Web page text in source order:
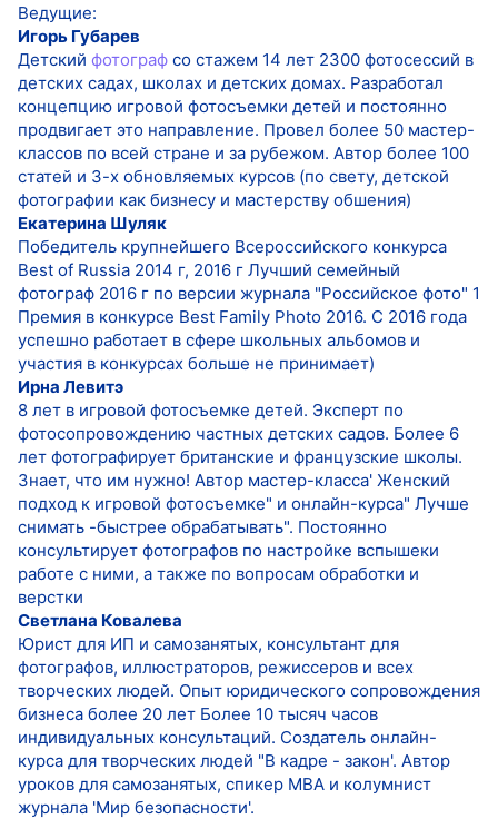
Ведущие:
Игорь Губарев
Детский фотограф со стажем 14 лет 2300 фотосессий в
детских садах, школах и детских домах. Разработал
концепцию игровой фотосъемки детей и постоянно
продвигает это направление. Провел более 50 мастер-
классов по всей стране и за рубежом. Автор более 100
статей и 3-х обновляемых курсов (по свету, детской
фотографии как бизнесу и мастерству обшения)
Екатерина Шуляк
Победитель крупнейшего Всероссийского конкурса
Best of Russia 2014 г, 2016 г Лучший семейный
фотограф 2016 г по версии журнала "Российское фото" 1
Премия в конкурсе Best Family Photo 2016. С 2016 года
успешно работает в сфере школьных альбомов и
участия в конкурсах больше не принимает)
Ирна Левитэ
8 лет в игровой фотосъемке детей. Эксперт по
фотосопровождению частных детских садов. Более 6
лет фотографирует британские и французские школы.
Знает, что им нужно! Автор мастер-класса' Женский
подход к игровой фотосъемке" и онлайн-курса" Лучше
снимать -быстрее обрабатывать". Постоянно
консультирует фотографов по настройке вспышеки
работе с ними, а также по вопросам обработки и
верстки
Светлана Ковалева
Юрист для ИП и самозанятых, консультант для
фотографов, иллюстраторов, режиссеров и всех
творческих людей. Опыт юридического сопровождения
бизнеса более 20 лет Более 10 тысяч часов
индивидуальных консультаций. Создатель онлайн-
курса для творческих людей "В кадре - закон'. Автор
уроков для самозанятых, спикер MBA и колумнист
журнала 'Мир безопасности'.